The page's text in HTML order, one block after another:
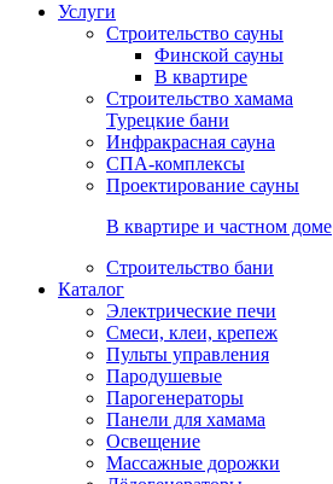
Услуги
Строительство сауны
Финской сауны
В квартире
Строительство хамама
Турецкие бани
Инфракрасная сауна
СПА-комплексы
Проектирование сауны
В квартире и частном доме
Строительство бани
Каталог
Электрические печи
Смеси, клеи, крепеж
Пульты управления
Пародушевые
Парогенераторы
Панели для хамама
Освещение
Массажные дорожки